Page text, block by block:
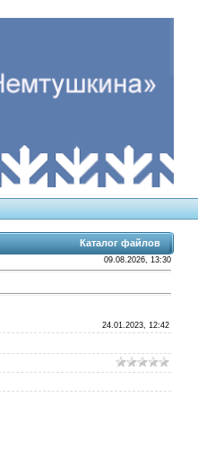
Каталог файлов
09.08.2026, 13:30
24.01.2023, 12:42